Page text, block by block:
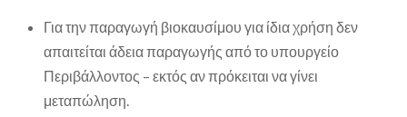
Για την παραγωγή βιοκαυσίμου για ίδια χρήση δεν
απαιτείται άδεια παραγωγής από το υπουργείο
Περιβάλλοντος – εκτός αν πρόκειται να γίνει
μεταπώληση.